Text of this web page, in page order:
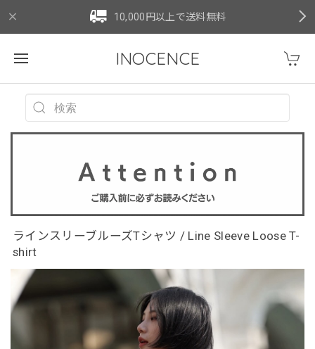
10,000円以上で送料無料
INOCENCE
ラインスリーブルーズTシャツ / Line Sleeve Loose T-
shirt